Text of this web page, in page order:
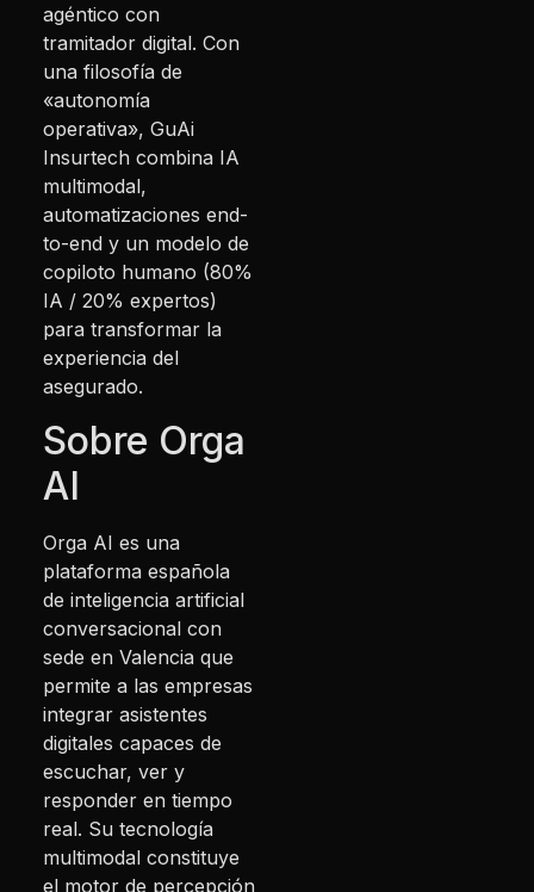
agéntico con
tramitador digital. Con
una filosofía de
«autonomía
operativa», GuAi
Insurtech combina IA
multimodal,
automatizaciones end-
to-end y un modelo de
copiloto humano (80%
IA / 20% expertos)
para transformar la
experiencia del
asegurado.
Sobre Orga
AI
Orga AI es una
plataforma española
de inteligencia artificial
conversacional con
sede en Valencia que
permite a las empresas
integrar asistentes
digitales capaces de
escuchar, ver y
responder en tiempo
real. Su tecnología
multimodal constituye
el motor de percepción